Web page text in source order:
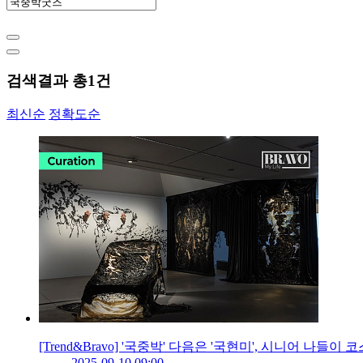
검색결과 총1건
최신순 정확도순
[Trend&Bravo] '국중박' 다음은 '국현미', 시니어 나들이 코